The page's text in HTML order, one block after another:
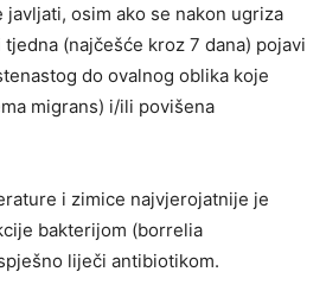
osim ako se nakon ugriza
(najčešće kroz 7 dana) pojavi
do ovalnog oblika koje
migrans) i/ili povišena
i zimice najvjerojatnije je
bakterijom (borrelia
liječi antibiotikom.